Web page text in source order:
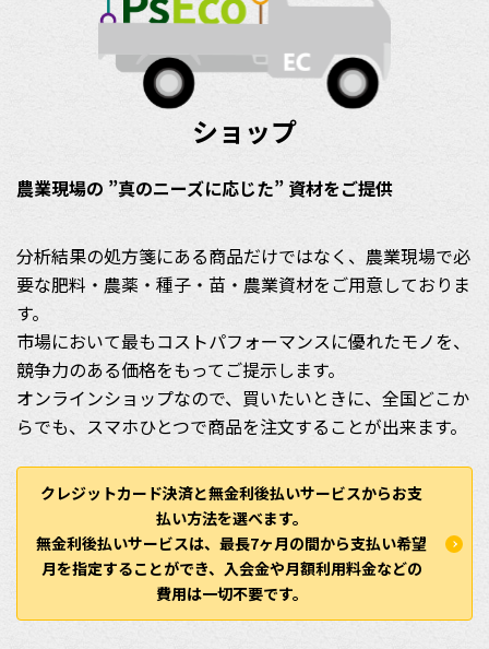
ショップ
農業現場の ”真のニーズに応じた” 資材をご提供
分析結果の処方箋にある商品だけではなく、農業現場で必
要な肥料・農薬・種子・苗・農業資材をご用意しておりま
す。
市場において最もコストパフォーマンスに優れたモノを、
競争力のある価格をもってご提示します。
オンラインショップなので、買いたいときに、全国どこか
らでも、スマホひとつで商品を注文することが出来ます。
クレジットカード決済と無金利後払いサービスからお支
払い方法を選べます。
無金利後払いサービスは、最長7ヶ月の間から支払い希望
月を指定することができ、入会金や月額利用料金などの
費用は一切不要です。